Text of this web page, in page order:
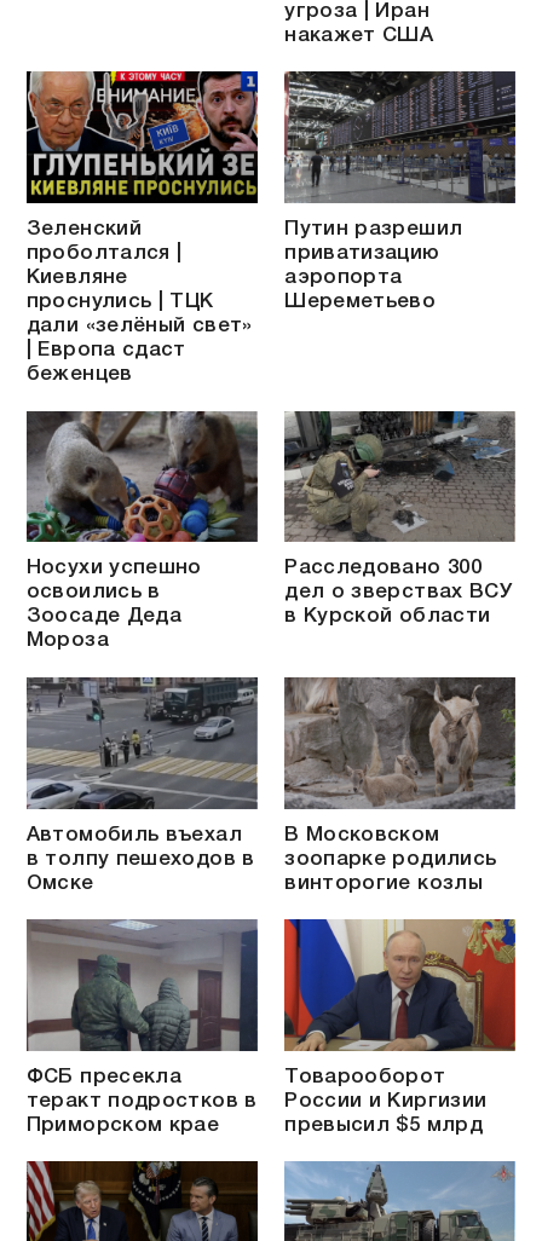
угроза | Иран
накажет США
Зеленский
проболтался |
Киевляне
проснулись | ТЦК
дали «зелёный свет»
| Европа сдаст
беженцев
Путин разрешил
приватизацию
аэропорта
Шереметьево
Носухи успешно
освоились в
Зоосаде Деда
Мороза
Расследовано 300
дел о зверствах ВСУ
в Курской области
Автомобиль въехал
в толпу пешеходов в
Омске
В Московском
зоопарке родились
винторогие козлы
ФСБ пресекла
теракт подростков в
Приморском крае
Товарооборот
России и Киргизии
превысил $5 млрд